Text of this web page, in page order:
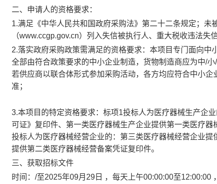
二、申请人的资格要求：
1.满足《中华人民共和国政府采购法》第二十二条规定；未
（www.ccgp.gov.cn）列入失信被执行人、重大税收违法
2.落实政府采购政策需满足的资格要求： 本项目专门面向中
全部由符合政策要求的中小企业制造，货物制造商应为中/
若供应商以联合体形式参加采购活动，各方均应符合中小
准；
3.本项目的特定资格要求： 标项1投标人为医疗器械生产企
可证》复印件、第一类医疗器械生产企业提供第一类医疗器
投标人为医疗器械经营企业的：第三类医疗器械经营企业
提供第二类医疗器械经营备案凭证复印件。
三、获取招标文件
时间： /至2025年09月29日 ，每天上午00:00:00至12:00:00